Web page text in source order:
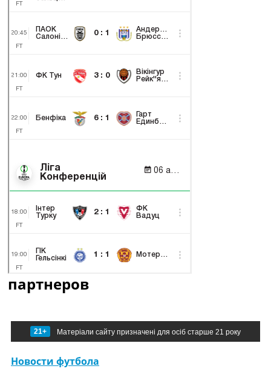
партнеров
21+ Матеріали сайту призначені для осіб старше 21 року
Новости футбола